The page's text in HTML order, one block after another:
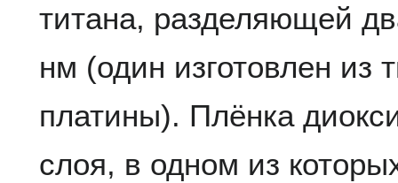
титана, разделяющей
нм (один изготовлен из
платины). Плёнка
слоя, в одном из